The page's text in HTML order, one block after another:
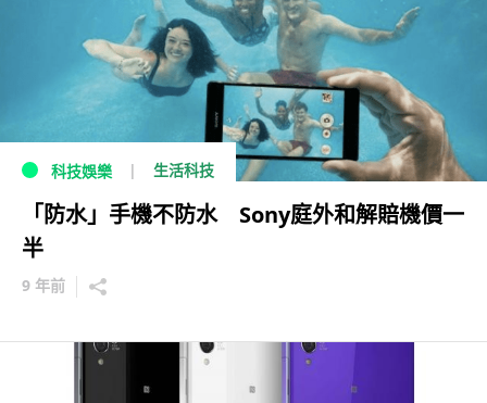
科技娛樂 生活科技
「防水」手機不防水 Sony庭外和解賠機價一
半
9 年前